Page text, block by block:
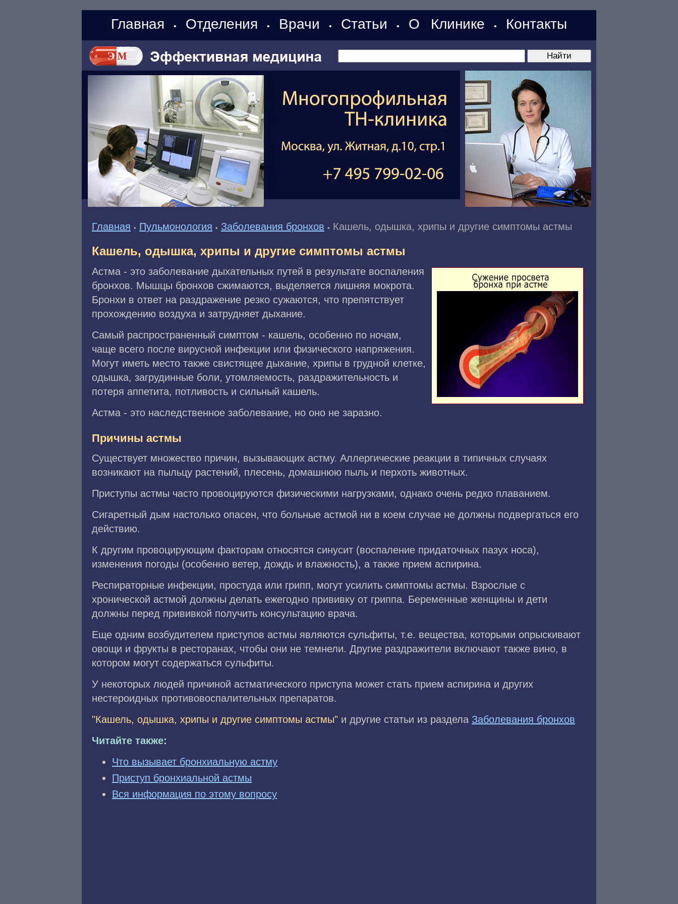
Главная • Отделения • Врачи • Статьи • О Клинике • Контакты
Главная • Пульмонология • Заболевания бронхов • Кашель, одышка, хрипы и другие симптомы астмы
Кашель, одышка, хрипы и другие симптомы астмы
Астма - это заболевание дыхательных путей в результате воспаления
бронхов. Мышцы бронхов сжимаются, выделяется лишняя мокрота.
Бронхи в ответ на раздражение резко сужаются, что препятствует
прохождению воздуха и затрудняет дыхание.
Самый распространенный симптом - кашель, особенно по ночам,
чаще всего после вирусной инфекции или физического напряжения.
Могут иметь место также свистящее дыхание, хрипы в грудной клетке,
одышка, загрудинные боли, утомляемость, раздражительность и
потеря аппетита, потливость и сильный кашель.
Астма - это наследственное заболевание, но оно не заразно.
Причины астмы
Существует множество причин, вызывающих астму. Аллергические реакции в типичных случаях
возникают на пыльцу растений, плесень, домашнюю пыль и перхоть животных.
Приступы астмы часто провоцируются физическими нагрузками, однако очень редко плаванием.
Сигаретный дым настолько опасен, что больные астмой ни в коем случае не должны подвергаться его
действию.
К другим провоцирующим факторам относятся синусит (воспаление придаточных пазух носа),
изменения погоды (особенно ветер, дождь и влажность), а также прием аспирина.
Респираторные инфекции, простуда или грипп, могут усилить симптомы астмы. Взрослые с
хронической астмой должны делать ежегодно прививку от гриппа. Беременные женщины и дети
должны перед прививкой получить консультацию врача.
Еще одним возбудителем приступов астмы являются сульфиты, т.е. вещества, которыми опрыскивают
овощи и фрукты в ресторанах, чтобы они не темнели. Другие раздражители включают также вино, в
котором могут содержаться сульфиты.
У некоторых людей причиной астматического приступа может стать прием аспирина и других
нестероидных противовоспалительных препаратов.
"Кашель, одышка, хрипы и другие симптомы астмы" и другие статьи из раздела Заболевания бронхов
Читайте также:
Что вызывает бронхиальную астму
Приступ бронхиальной астмы
Вся информация по этому вопросу